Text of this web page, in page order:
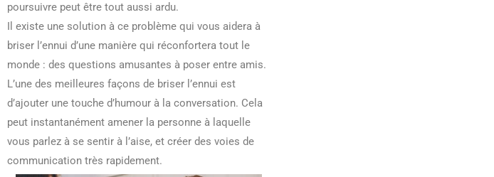
poursuivre peut être tout aussi ardu.
Il existe une solution à ce problème qui vous aidera à
briser l’ennui d’une manière qui réconfortera tout le
monde : des questions amusantes à poser entre amis.
L’une des meilleures façons de briser l’ennui est
d’ajouter une touche d’humour à la conversation. Cela
peut instantanément amener la personne à laquelle
vous parlez à se sentir à l’aise, et créer des voies de
communication très rapidement.